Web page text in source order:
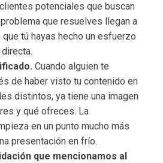
potenciales que buscan
que resuelves llegan a
tú hayas hecho un esfuerzo
Cuando alguien te
de haber visto tu contenido en
distintos, ya tiene una imagen
y qué ofreces. La
en un punto mucho más
presentación en frío.
que mencionamos al